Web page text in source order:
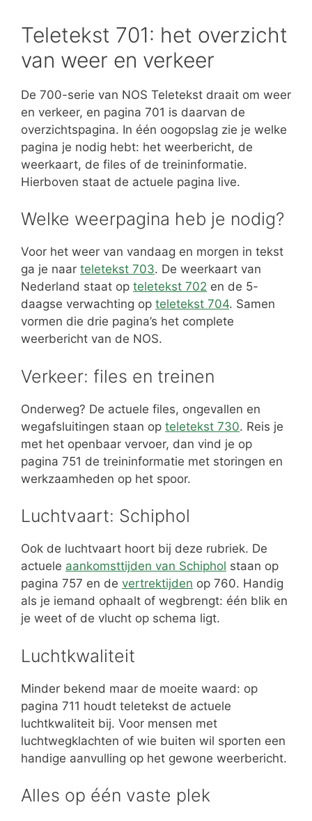
Teletekst 701: het overzicht
van weer en verkeer
De 700-serie van NOS Teletekst draait om weer
en verkeer, en pagina 701 is daarvan de
overzichtspagina. In één oogopslag zie je welke
pagina je nodig hebt: het weerbericht, de
weerkaart, de files of de treininformatie.
Hierboven staat de actuele pagina live.
Welke weerpagina heb je nodig?
Voor het weer van vandaag en morgen in tekst
ga je naar teletekst 703. De weerkaart van
Nederland staat op teletekst 702 en de 5-
daagse verwachting op teletekst 704. Samen
vormen die drie pagina’s het complete
weerbericht van de NOS.
Verkeer: files en treinen
Onderweg? De actuele files, ongevallen en
wegafsluitingen staan op teletekst 730. Reis je
met het openbaar vervoer, dan vind je op
pagina 751 de treininformatie met storingen en
werkzaamheden op het spoor.
Luchtvaart: Schiphol
Ook de luchtvaart hoort bij deze rubriek. De
actuele aankomsttijden van Schiphol staan op
pagina 757 en de vertrektijden op 760. Handig
als je iemand ophaalt of wegbrengt: één blik en
je weet of de vlucht op schema ligt.
Luchtkwaliteit
Minder bekend maar de moeite waard: op
pagina 711 houdt teletekst de actuele
luchtkwaliteit bij. Voor mensen met
luchtwegklachten of wie buiten wil sporten een
handige aanvulling op het gewone weerbericht.
Alles op één vaste plek